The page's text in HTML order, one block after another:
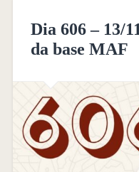
Dia 606 – 13/
da base MAF